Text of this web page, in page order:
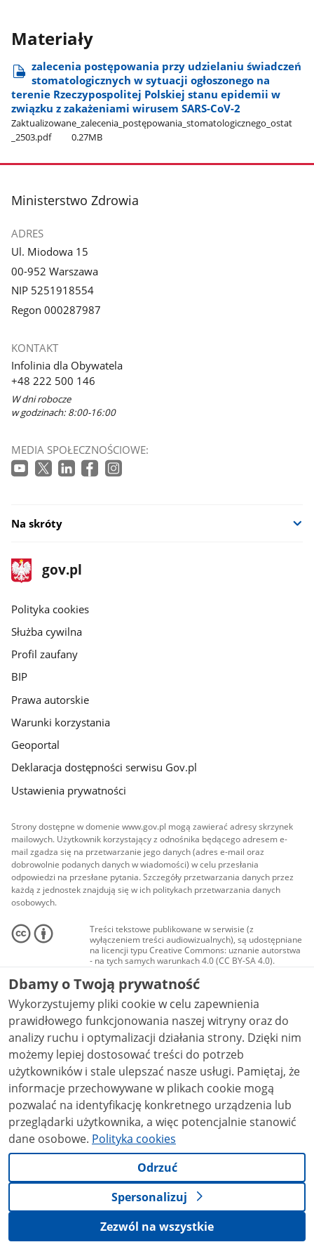
Materiały
zalecenia postępowania przy udzielaniu świadczeń
stomatologicznych w sytuacji ogłoszonego na
terenie Rzeczypospolitej Polskiej stanu epidemii w
związku z zakażeniami wirusem SARS-CoV-2
Zaktualizowane​_zalecenia​_postępowania​_stomatologicznego​_ostat​
_2503.pdf
0.27MB
stopka
Ministerstwo Zdrowia
ADRES
Ul. Miodowa 15
00-952 Warszawa
NIP 5251918554
Regon 000287987
KONTAKT
Infolinia dla Obywatela
+48 222 500 146
W dni robocze
w godzinach: 8:00-16:00
MEDIA SPOŁECZNOŚCIOWE:
Na skróty
stopka
gov.pl
Strona
gov.pl
gov.pl
Polityka cookies
Służba cywilna
Profil zaufany
BIP
Prawa autorskie
Warunki korzystania
Geoportal
Deklaracja dostępności serwisu Gov.pl
Ustawienia prywatności
Strony dostępne w domenie www.gov.pl mogą zawierać adresy skrzynek
mailowych. Użytkownik korzystający z odnośnika będącego adresem e-
mail zgadza się na przetwarzanie jego danych (adres e-mail oraz
dobrowolnie podanych danych w wiadomości) w celu przesłania
odpowiedzi na przesłane pytania. Szczegóły przetwarzania danych przez
każdą z jednostek znajdują się w ich politykach przetwarzania danych
osobowych.
Treści tekstowe publikowane w serwisie (z
wyłączeniem treści audiowizualnych), są udostępniane
na licencji typu Creative Commons: uznanie autorstwa
- na tych samych warunkach 4.0 (CC BY-SA 4.0).
Materiały audiowizualne, w tym zdjęcia, materiały
audio i wideo, są udostępniane na licencji typu
Creative Commons: uznanie autorstwa użycie
niekomercyjne - bez utworów zależnych 4.0 (CC BY-
NC-ND 4.0), o ile nie jest to stwierdzone inaczej.
Dbamy o Twoją prywatność
Wykorzystujemy pliki cookie w celu zapewnienia
prawidłowego funkcjonowania naszej witryny oraz do
analizy ruchu i optymalizacji działania strony. Dzięki nim
możemy lepiej dostosować treści do potrzeb
użytkowników i stale ulepszać nasze usługi. Pamiętaj, że
informacje przechowywane w plikach cookie mogą
pozwalać na identyfikację konkretnego urządzenia lub
przeglądarki użytkownika, a więc potencjalnie stanowić
dane osobowe. Polityka cookies
Odrzuć
Spersonalizuj
Zezwól na wszystkie